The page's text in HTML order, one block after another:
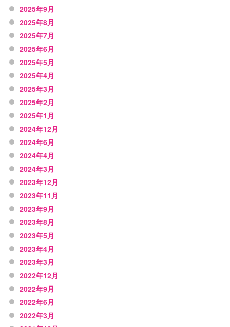
2025年9月
2025年8月
2025年7月
2025年6月
2025年5月
2025年4月
2025年3月
2025年2月
2025年1月
2024年12月
2024年6月
2024年4月
2024年3月
2023年12月
2023年11月
2023年9月
2023年8月
2023年5月
2023年4月
2023年3月
2022年12月
2022年9月
2022年6月
2022年3月